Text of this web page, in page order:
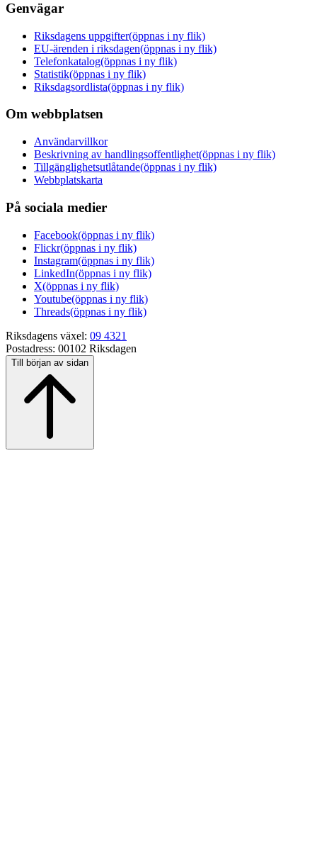
Genvägar
Riksdagens uppgifter(öppnas i ny flik)
EU-ärenden i riksdagen(öppnas i ny flik)
Telefonkatalog(öppnas i ny flik)
Statistik(öppnas i ny flik)
Riksdagsordlista(öppnas i ny flik)
Om webbplatsen
Användarvillkor
Beskrivning av handlingsoffentlighet(öppnas i ny flik)
Tillgänglighetsutlåtande(öppnas i ny flik)
Webbplatskarta
På sociala medier
Facebook(öppnas i ny flik)
Flickr(öppnas i ny flik)
Instagram(öppnas i ny flik)
LinkedIn(öppnas i ny flik)
X(öppnas i ny flik)
Youtube(öppnas i ny flik)
Threads(öppnas i ny flik)
Riksdagens växel: 09 4321
Postadress: 00102 Riksdagen
Till början av sidan